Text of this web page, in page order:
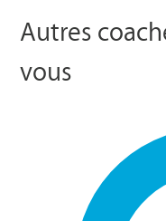
Autres
vous